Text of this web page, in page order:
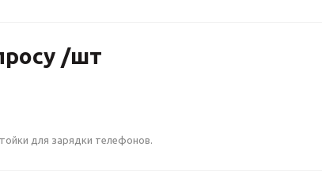
/шт
для зарядки телефонов.